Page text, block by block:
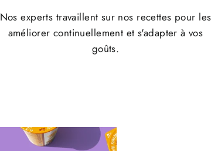
Nos experts travaillent sur nos recettes pour les
améliorer continuellement et s'adapter à vos
goûts.